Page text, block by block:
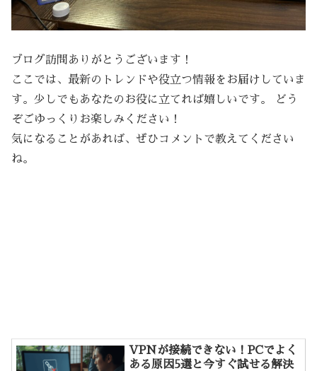
ブログ訪問ありがとうございます！
ここでは、最新のトレンドや役立つ情報をお届けしていま
す。少しでもあなたのお役に立てれば嬉しいです。 どう
ぞごゆっくりお楽しみください！
気になることがあれば、ぜひコメントで教えてください
ね。
VPNが接続できない！PCでよく
ある原因5選と今すぐ試せる解決